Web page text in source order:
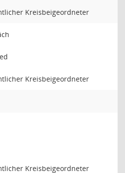
Kreisbeigeordneter
Kreisbeigeordneter
Kreisbeigeordneter